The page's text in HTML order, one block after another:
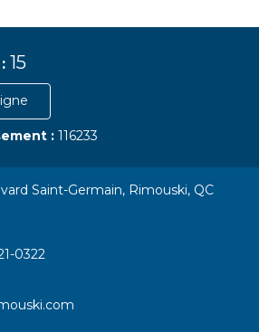
15
: 116233
Saint-Germain, Rimouski, QC
0322